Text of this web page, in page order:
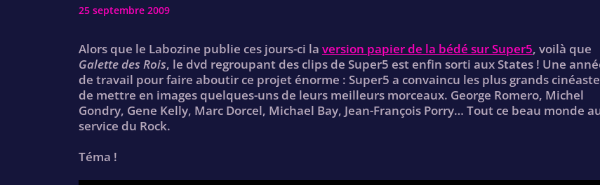
25 septembre 2009
Alors que le Labozine publie ces jours-ci la version papier de la bédé sur Super5, voilà que
Galette des Rois, le dvd regroupant des clips de Super5 est enfin sorti aux States ! Une
de travail pour faire aboutir ce projet énorme : Super5 a convaincu les plus grands
de mettre en images quelques-uns de leurs meilleurs morceaux. George Romero, Michel
Gondry, Gene Kelly, Marc Dorcel, Michael Bay, Jean-François Porry… Tout ce beau monde
service du Rock.
Téma !